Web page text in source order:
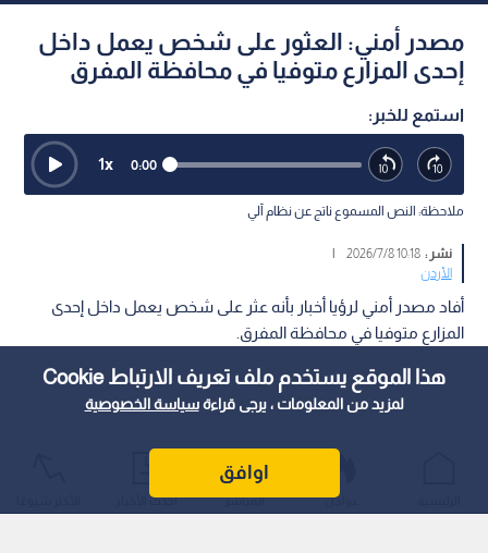
هذا الموقع يستخدم ملف تعريف الارتباط Cookie
لمزيد من المعلومات ، يرجى قراءةسياسة الخصوصية
اوافق
مصدر أمني: العثور على شخص يعمل داخل
إحدى المزارع متوفيا في محافظة المفرق
استمع للخبر:
0:00
1x
ملاحظة: النص المسموع ناتج عن نظام آلي
نشر :10:18 2026/7/8
الأردن
أفاد مصدر أمني لرؤيا أخبار بأنه عثر على شخص يعمل داخل إحدى
المزارع متوفيا في محافظة المفرق.
عواجل المباشر أحدث الأخبار